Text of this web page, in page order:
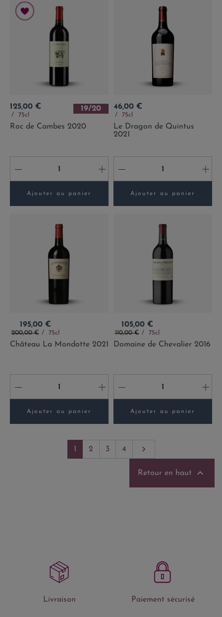
Prix
125,00 €
75cl
19/20
Roc de Cambes 2020
- +
Ajouter au panier
Prix
46,00 €
75cl
Le Dragon de Quintus
2021
- +
Ajouter au panier
Prix
195,00 €
Prix de base
200,00 € 75cl
Château La Mondotte 2021
- +
Ajouter au panier
Prix
105,00 €
Prix de base
110,00 € 75cl
Domaine de Chevalier 2016
- +
Ajouter au panier
1 2 3 4 Suivant

Retour en haut 
Livraison Paiement sécurisé